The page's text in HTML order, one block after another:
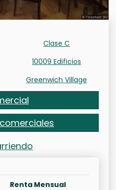
Clase C
10009 Edificios
Greenwich Village
Renta Mensual